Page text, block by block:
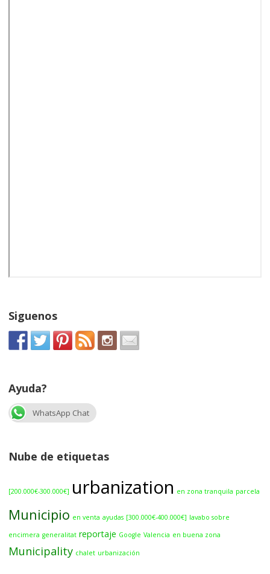
Siguenos
Ayuda?
WhatsApp Chat
Nube de etiquetas
[200.000€-300.000€] urbanization en zona tranquila parcela
Municipio en venta ayudas [300.000€-400.000€] lavabo sobre
encimera generalitat reportaje Google Valencia en buena zona
Municipality chalet urbanización